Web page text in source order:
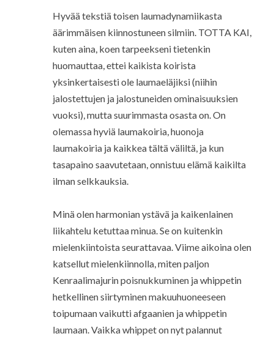
Hyvää tekstiä toisen laumadynamiikasta
äärimmäisen kiinnostuneen silmiin. TOTTA KAI,
kuten aina, koen tarpeekseni tietenkin
huomauttaa, ettei kaikista koirista
yksinkertaisesti ole laumaeläjiksi (niihin
jalostettujen ja jalostuneiden ominaisuuksien
vuoksi), mutta suurimmasta osasta on. On
olemassa hyviä laumakoiria, huonoja
laumakoiria ja kaikkea tältä väliltä, ja kun
tasapaino saavutetaan, onnistuu elämä kaikilta
ilman selkkauksia.
Minä olen harmonian ystävä ja kaikenlainen
liikahtelu ketuttaa minua. Se on kuitenkin
mielenkiintoista seurattavaa. Viime aikoina olen
katsellut mielenkiinnolla, miten paljon
Kenraalimajurin poisnukkuminen ja whippetin
hetkellinen siirtyminen makuuhuoneeseen
toipumaan vaikutti afgaanien ja whippetin
laumaan. Vaikka whippet on nyt palannut